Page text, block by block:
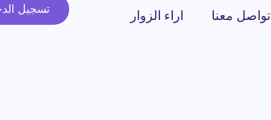
تسجيل تواصل معنا اراء الزوار